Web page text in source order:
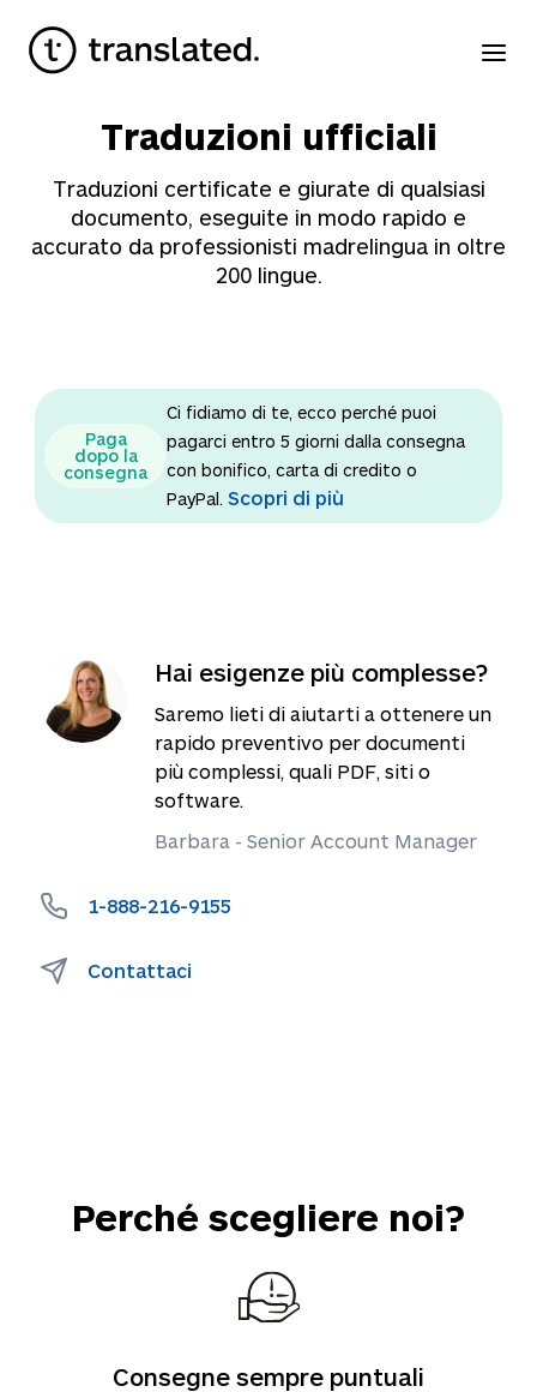
Traduzioni ufficiali
Traduzioni certificate e giurate di qualsiasi
documento, eseguite in modo rapido e
accurato da professionisti madrelingua in oltre
200 lingue.
Paga
dopo la
consegna
Ci fidiamo di te, ecco perché puoi
pagarci entro 5 giorni dalla consegna
con bonifico, carta di credito o
PayPal. Scopri di più
Hai esigenze più complesse?
Saremo lieti di aiutarti a ottenere un
rapido preventivo per documenti
più complessi, quali PDF, siti o
software.
Barbara - Senior Account Manager
1-888-216-9155
Contattaci
Perché scegliere noi?
Consegne sempre puntuali